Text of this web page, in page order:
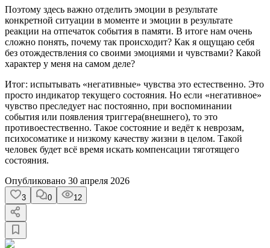
Поэтому здесь важно отделить эмоции в результате
конкретной ситуации в моменте и эмоции в результате
реакции на отпечаток события в памяти. В итоге нам очень
сложно понять, почему так происходит? Как я ощущаю себя
без отождествления со своими эмоциями и чувствами? Какой
характер у меня на самом деле?
Итог: испытывать «негативные» чувства это естественно. Это
просто индикатор текущего состояния. Но если «негативное»
чувство преследует нас постоянно, при воспоминании
события или появления триггера(внешнего), то это
противоестественно. Такое состояние и ведёт к неврозам,
психосоматике и низкому качеству жизни в целом. Такой
человек будет всё время искать компенсации тяготящего
состояния.
Опубликовано 30 апреля 2026
3 0 12